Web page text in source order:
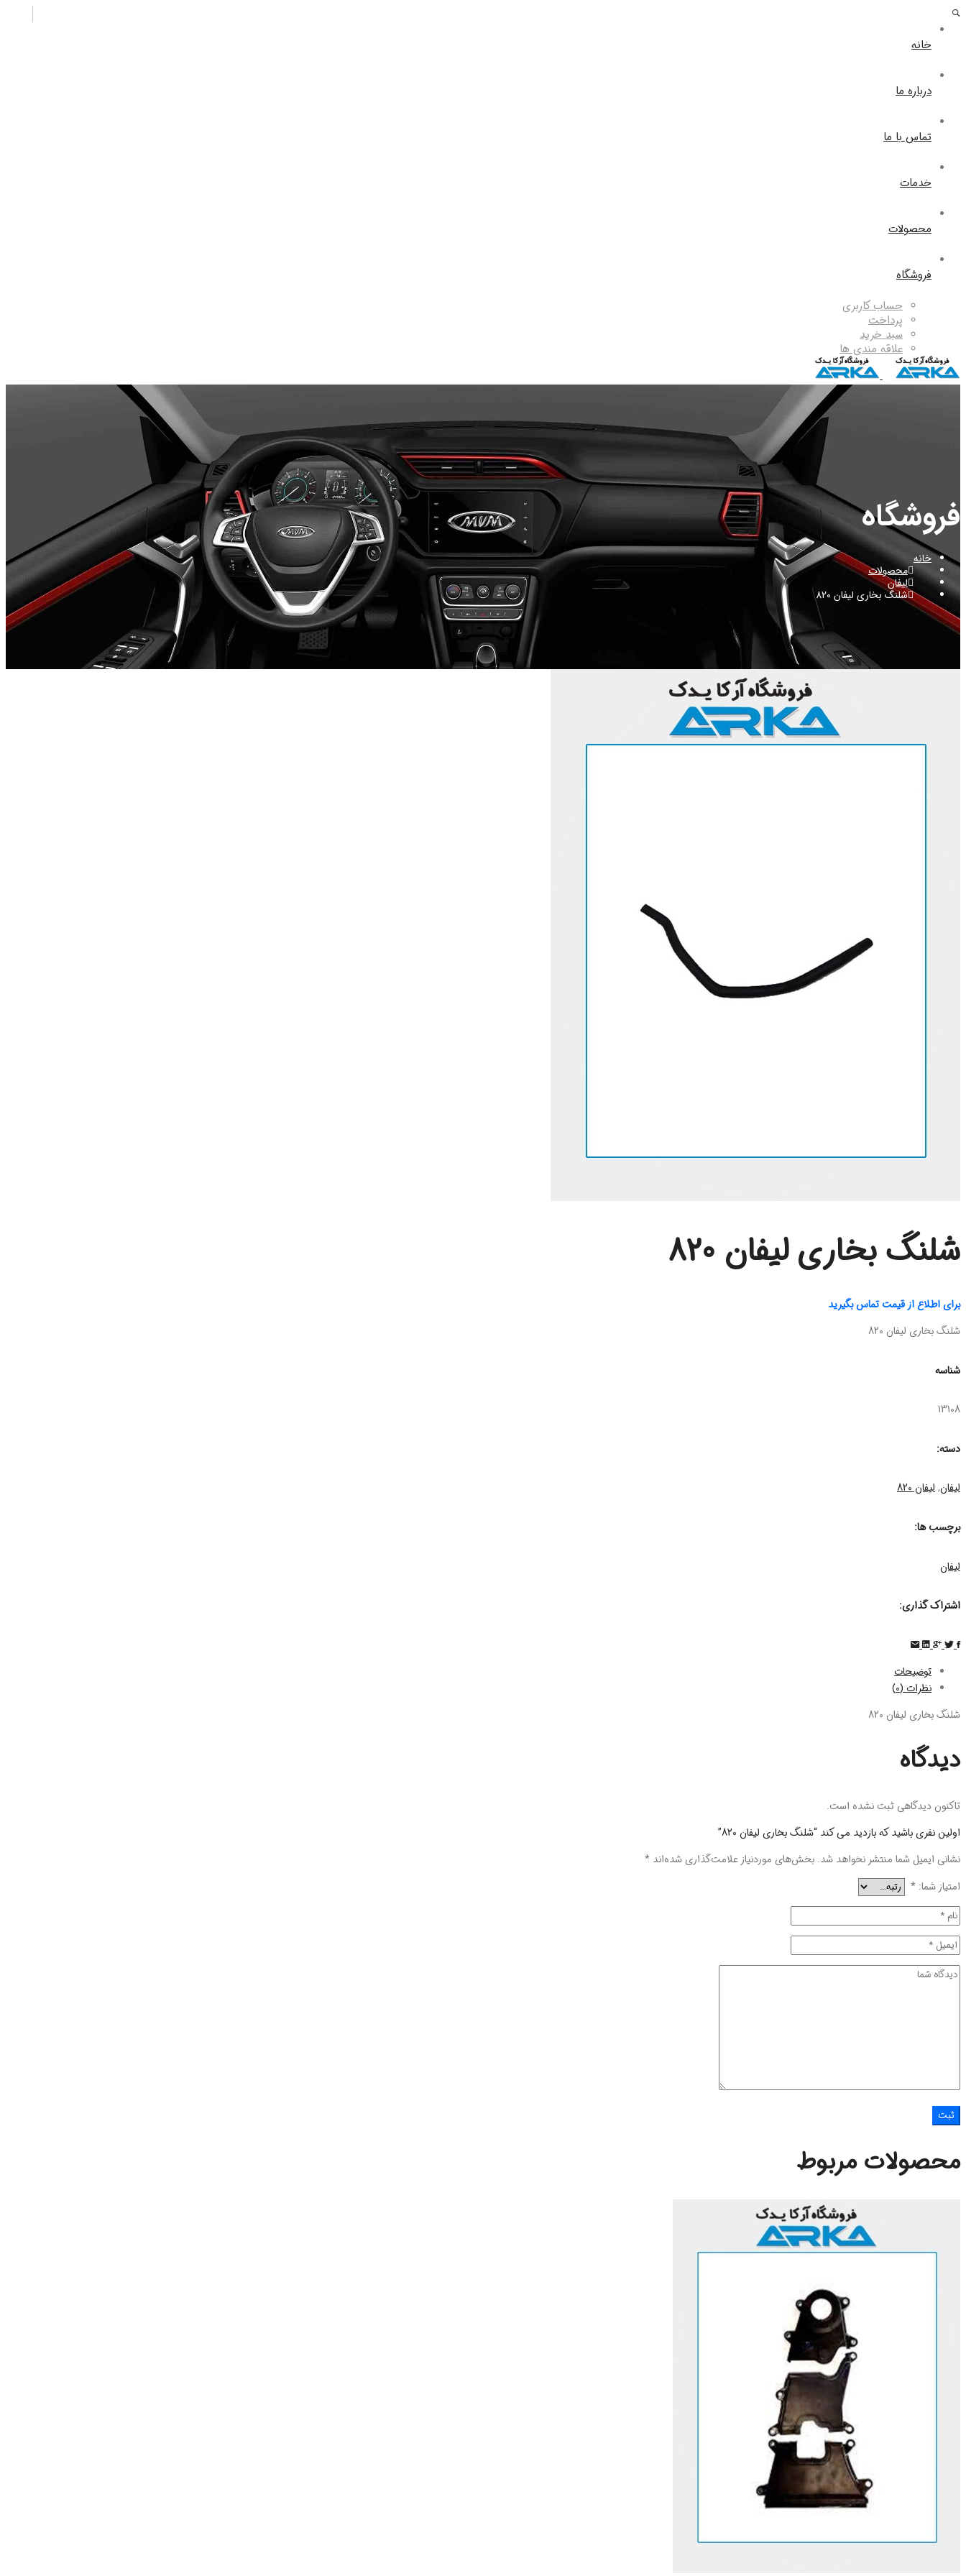
خانه
درباره ما
تماس با ما
خدمات
محصولات
فروشگاه
حساب کاربری
پرداخت
سبد خرید
علاقه مندی ها
فروشگاه
خانه
محصولات
لیفان
شلنگ بخاری لیفان 820
شلنگ بخاری لیفان 820
برای اطلاع از قیمت تماس بگیرید
شلنگ بخاری لیفان 820
شناسه
13108
دسته:
لیفان,لیفان 820
برچسب ها:
لیفان
اشتراک گذاری:
توضیحات
نظرات (0)
شلنگ بخاری لیفان 820
دیدگاه
تاکنون دیدگاهی ثبت نشده است.
اولین نفری باشید که بازدید می کند “شلنگ بخاری لیفان 820”
نشانی ایمیل شما منتشر نخواهد شد. بخش‌های موردنیاز علامت‌گذاری شده‌اند *
امتیاز شما: *
محصولات مربوط